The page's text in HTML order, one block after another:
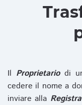
Il Proprietariodi
cedere il nome a
inviare alla